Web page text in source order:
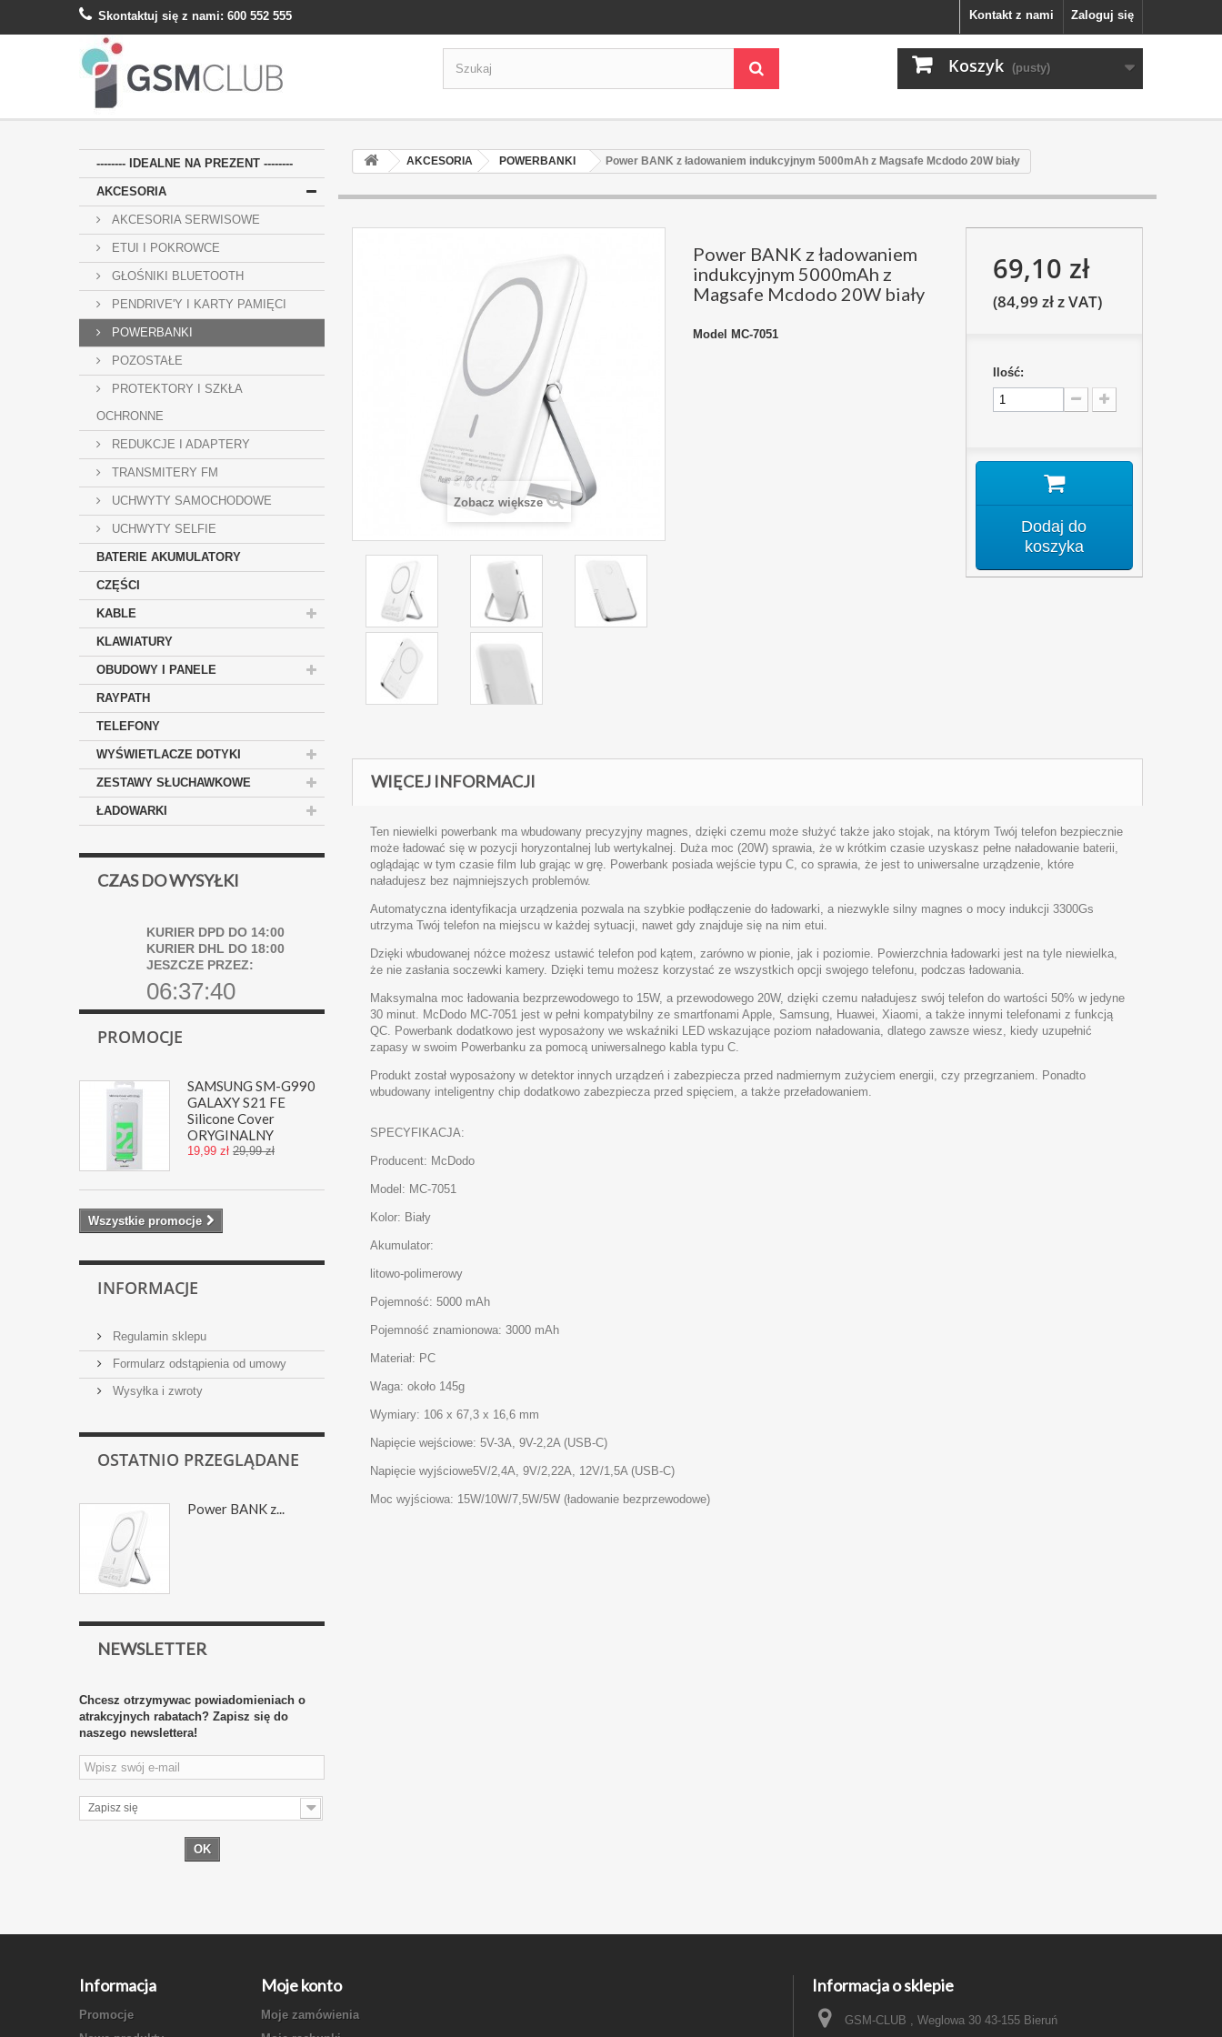
Zaloguj się
Kontakt z nami
Skontaktuj się z nami: 600 552 555
Koszyk (pusty)
-------- IDEALNE NA PREZENT --------
AKCESORIA
AKCESORIA SERWISOWE
ETUI I POKROWCE
GŁOŚNIKI BLUETOOTH
PENDRIVE'Y I KARTY PAMIĘCI
POWERBANKI
POZOSTAŁE
PROTEKTORY I SZKŁA
OCHRONNE
REDUKCJE I ADAPTERY
TRANSMITERY FM
UCHWYTY SAMOCHODOWE
UCHWYTY SELFIE
BATERIE AKUMULATORY
CZĘŚCI
KABLE
KLAWIATURY
OBUDOWY I PANELE
RAYPATH
TELEFONY
WYŚWIETLACZE DOTYKI
ZESTAWY SŁUCHAWKOWE
ŁADOWARKI
CZAS DO WYSYŁKI
KURIER DPD DO 14:00
KURIER DHL DO 18:00
JESZCZE PRZEZ:
06:37:40
PROMOCJE
SAMSUNG SM-G990
GALAXY S21 FE
Silicone Cover
ORYGINALNY
19,99 zł 29,99 zł
Wszystkie promocje
INFORMACJE
Regulamin sklepu
Formularz odstąpienia od umowy
Wysyłka i zwroty
OSTATNIO PRZEGLĄDANE
Power BANK z...
NEWSLETTER
Chcesz otrzymywac powiadomieniach o
atrakcyjnych rabatach? Zapisz się do
naszego newslettera!
Zapisz się
OK
AKCESORIA POWERBANKI Power BANK z ładowaniem indukcyjnym 5000mAh z Magsafe Mcdodo 20W biały
Zobacz większe
Power BANK z ładowaniem
indukcyjnym 5000mAh z
Magsafe Mcdodo 20W biały
Model MC-7051
69,10 zł
(84,99 zł z VAT)
Ilość:
Dodaj do
koszyka
WIĘCEJ INFORMACJI
Ten niewielki powerbank ma wbudowany precyzyjny magnes, dzięki czemu może służyć także jako stojak, na którym Twój telefon bezpiecznie
może ładować się w pozycji horyzontalnej lub wertykalnej. Duża moc (20W) sprawia, że w krótkim czasie uzyskasz pełne naładowanie baterii,
oglądając w tym czasie film lub grając w grę. Powerbank posiada wejście typu C, co sprawia, że jest to uniwersalne urządzenie, które
naładujesz bez najmniejszych problemów.
Automatyczna identyfikacja urządzenia pozwala na szybkie podłączenie do ładowarki, a niezwykle silny magnes o mocy indukcji 3300Gs
utrzyma Twój telefon na miejscu w każdej sytuacji, nawet gdy znajduje się na nim etui.
Dzięki wbudowanej nóżce możesz ustawić telefon pod kątem, zarówno w pionie, jak i poziomie. Powierzchnia ładowarki jest na tyle niewielka,
że nie zasłania soczewki kamery. Dzięki temu możesz korzystać ze wszystkich opcji swojego telefonu, podczas ładowania.
Maksymalna moc ładowania bezprzewodowego to 15W, a przewodowego 20W, dzięki czemu naładujesz swój telefon do wartości 50% w jedyne
30 minut. McDodo MC-7051 jest w pełni kompatybilny ze smartfonami Apple, Samsung, Huawei, Xiaomi, a także innymi telefonami z funkcją
QC. Powerbank dodatkowo jest wyposażony we wskaźniki LED wskazujące poziom naładowania, dlatego zawsze wiesz, kiedy uzupełnić
zapasy w swoim Powerbanku za pomocą uniwersalnego kabla typu C.
Produkt został wyposażony w detektor innych urządzeń i zabezpiecza przed nadmiernym zużyciem energii, czy przegrzaniem. Ponadto
wbudowany inteligentny chip dodatkowo zabezpiecza przed spięciem, a także przeładowaniem.
SPECYFIKACJA:
Producent: McDodo
Model: MC-7051
Kolor: Biały
Akumulator:
litowo-polimerowy
Pojemność: 5000 mAh
Pojemność znamionowa: 3000 mAh
Materiał: PC
Waga: około 145g
Wymiary: 106 x 67,3 x 16,6 mm
Napięcie wejściowe: 5V-3A, 9V-2,2A (USB-C)
Napięcie wyjściowe5V/2,4A, 9V/2,22A, 12V/1,5A (USB-C)
Moc wyjściowa: 15W/10W/7,5W/5W (ładowanie bezprzewodowe)
Informacja
Promocje
Moje konto
Moje zamówienia
Informacja o sklepie
GSM-CLUB , Weglowa 30 43-155 Bieruń